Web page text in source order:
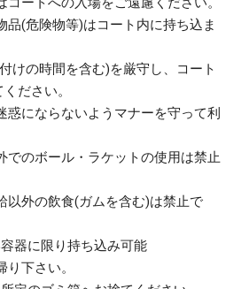
(危険物等)はコート内に持ち込ま
けの時間を含む)を厳守し、コート
ださい。
にならないようマナーを守って利
のボール・ラケットの使用は禁止
外の飲食(ガムを含む)は禁止で
器に限り持ち込み可能
下さい。